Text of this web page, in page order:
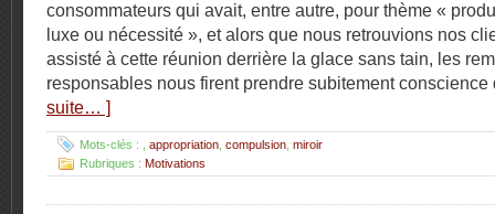
consommateurs qui avait, entre autre, pour thème «
luxe ou nécessité », et alors que nous retrouvions nos
assisté à cette réunion derrière la glace sans tain, les
responsables nous firent prendre subitement
suite… ]
Mots-clés : appropriation compulsion miroir
Rubriques : Motivations